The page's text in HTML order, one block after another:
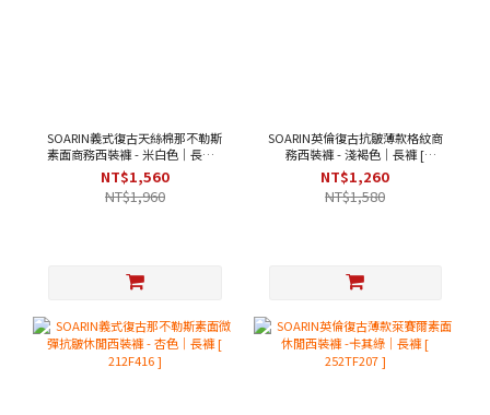
SOARIN義式復古天絲棉那不勒斯
素面商務西裝褲 - 米白色｜長褲 [
252TF204 ]
NT$1,560
NT$1,960
SOARIN英倫復古抗皺薄款格紋商
務西裝褲 - 淺褐色｜長褲 [
2322F02 ]
NT$1,260
NT$1,580